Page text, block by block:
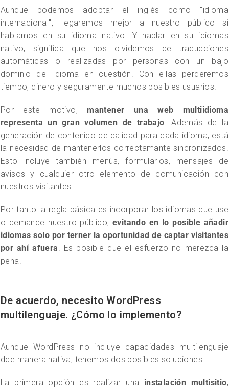
Aunque podemos adoptar el inglés como "idioma
internacional", llegaremos mejor a nuestro público si
hablamos en su idioma nativo. Y hablar en su idiomas
nativo, significa que nos olvidemos de traducciones
automáticas o realizadas por personas con un bajo
dominio del idioma en cuestión. Con ellas perderemos
tiempo, dinero y seguramente muchos posibles usuarios.
Por este motivo, mantener una web multiidioma
representa un gran volumen de trabajo. Además de la
generación de contenido de calidad para cada idioma, está
la necesidad de mantenerlos correctamante sincronizados.
Esto incluye también menús, formularios, mensajes de
avisos y cualquier otro elemento de comunicación con
nuestros visitantes
Por tanto la regla básica es incorporar los idiomas que use
o demande nuestro público,evitando en lo posible añadir
idiomas solo por terner la oportunidad de captar visitantes
por ahí afuera. Es posible que el esfuerzo no merezca la
pena.
De acuerdo, necesito WordPress
multilenguaje. ¿Cómo lo implemento?
Aunque WordPress no incluye capacidades multilenguaje
dde manera nativa, tenemos dos posibles soluciones:
La primera opción es realizar una instalación multisitio,